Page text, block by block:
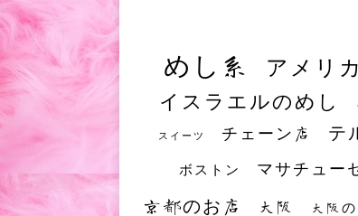
めし系 アメリカ
イスラエルのめし
スイーツ チェーン店 テ
ボストン マサチュー
京都のお店 大阪 大阪